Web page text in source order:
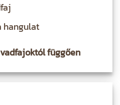
hangulat
függően